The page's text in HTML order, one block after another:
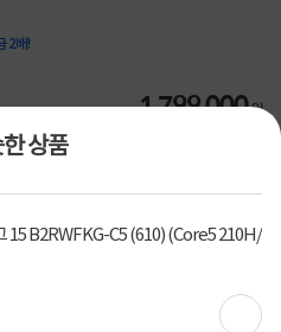
상품
15 B2RWFKG-C5 (610) (Core5 210H/
2배!
1,799,000원
원 즉시할인 (1,000,000원 이상
카드] 5% 즉시할인 (800,000원 이
카드] 5% 즉시할인 (800,000원 이